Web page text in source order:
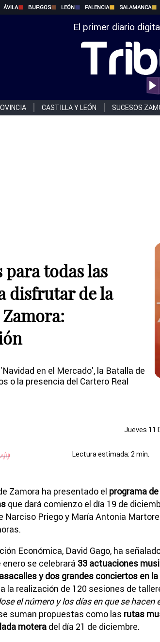
ÁVILA BURGOS LEÓN PALENCIA SALAMANCA
El primer diario
CASTILLA Y LEÓN SUCESOS
todas las
disfrutar de la
en el Mercado', la Batalla de
o la presencia del Cartero Real
Jueves 11
Lectura estimada: 2 min.
Zamora ha presentado el programa
que dará comienzo el día 19 de
Narciso Priego y María Antonia
Económica, David Gago, ha
enero se celebrará 33 actuaciones
y dos grandes conciertos en
la realización de 120 sesiones de
el número y los días en que se hacen
suman propuestas como las rutas
motera del día 21 de diciembre.